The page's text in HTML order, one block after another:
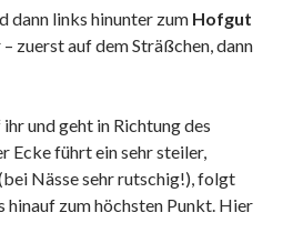
dann links hinunter zum Hofgut
zuerst auf dem Sträßchen, dann
und geht in Richtung des
Ecke führt ein sehr steiler,
Nässe sehr rutschig!), folgt
hinauf zum höchsten Punkt. Hier